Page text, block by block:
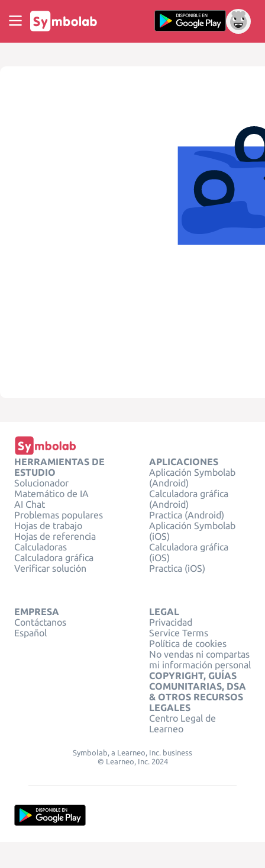
HERRAMIENTAS DE
ESTUDIO
Solucionador
Matemático de IA
AI Chat
Problemas populares
Hojas de trabajo
Hojas de referencia
Calculadoras
Calculadora gráfica
Verificar solución
APLICACIONES
Aplicación Symbolab
(Android)
Calculadora gráfica
(Android)
Practica (Android)
Aplicación Symbolab
(iOS)
Calculadora gráfica
(iOS)
Practica (iOS)
EMPRESA
Contáctanos
Español
LEGAL
Privacidad
Service Terms
Política de cookies
No vendas ni compartas
mi información personal
COPYRIGHT, GUÍAS
COMUNITARIAS, DSA
& OTROS RECURSOS
LEGALES
Centro Legal de
Learneo
Symbolab, a Learneo, Inc. business
© Learneo, Inc. 2024